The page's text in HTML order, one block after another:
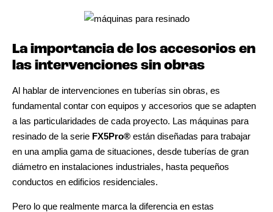
La importancia de los accesorios en
las intervenciones sin obras
Al hablar de intervenciones en tuberías sin obras, es
fundamental contar con equipos y accesorios que se adapten
a las particularidades de cada proyecto. Las máquinas para
resinado de la serie FX5Pro® están diseñadas para trabajar
en una amplia gama de situaciones, desde tuberías de gran
diámetro en instalaciones industriales, hasta pequeños
conductos en edificios residenciales.
Pero lo que realmente marca la diferencia en estas